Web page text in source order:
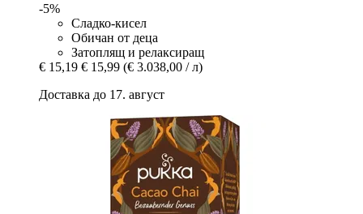
-5%
Сладко-кисел
Обичан от деца
Затоплящ и релаксиращ
€ 15,19 € 15,99 (€ 3.038,00 / л)
Доставка до 17. август